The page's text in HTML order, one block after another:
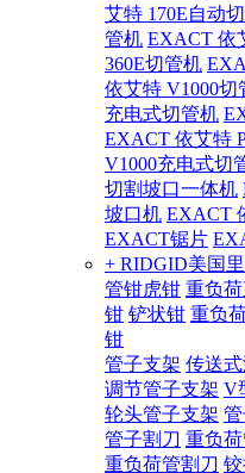
艾特 170E自动
管机 EXACT 依
360E切管机
依艾特 V1000切
充电式切管机
EXACT 依艾特
V1000充电式切
切割坡口一体机
坡口机 EXACT
EXACT锯片
+ RIDGID美国
管钳虎钳 重负
钳 铲状钳 重负
钳
管子支架 传送
调节管子支架 V
轮头管子支架
管子割刀 重负
重负荷管割刀